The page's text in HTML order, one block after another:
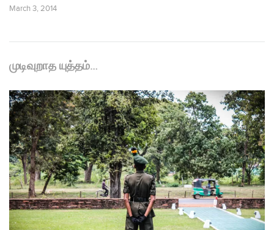
March 3, 2014
முடிவுறாத யுத்தம்…